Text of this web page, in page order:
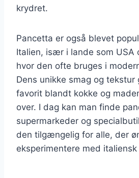
krydret.
Pancetta er også blevet
Italien, især i lande som USA
hvor den ofte bruges i
Dens unikke smag og tekstur
favorit blandt kokke og
over. I dag kan man finde
supermarkeder og
den tilgængelig for alle, der
eksperimentere med